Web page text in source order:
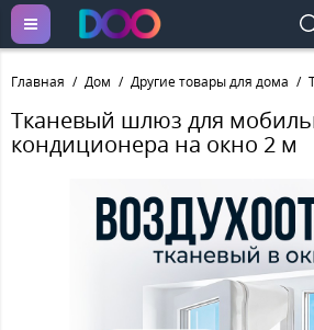
Главная Дом Другие товары для дома
Тканевый шлюз для
кондиционера на окно 2 м